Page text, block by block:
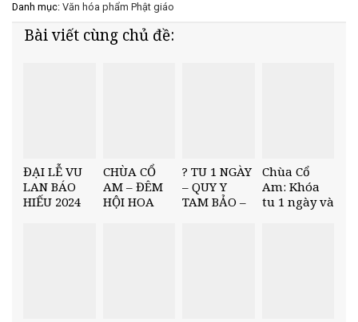
Danh mục: Văn hóa phẩm Phật giáo
Bài viết cùng chủ đề:
ĐẠI LỄ VU
LAN BÁO
HIẾU 2024
CHÙA CỔ
AM – ĐÊM
HỘI HOA
? TU 1 NGÀY
– QUY Y
TAM BẢO –
Chùa Cổ
Am: Khóa
tu 1 ngày và